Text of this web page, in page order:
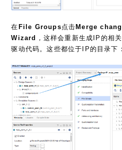
在 File Groups点击 Merge
Wizard ，这样会重新生成IP的相
驱动代码。这些都位于IP的目录下：